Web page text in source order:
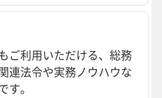
ご利用いただける、総務
連法令や実務ノウハウな
す。